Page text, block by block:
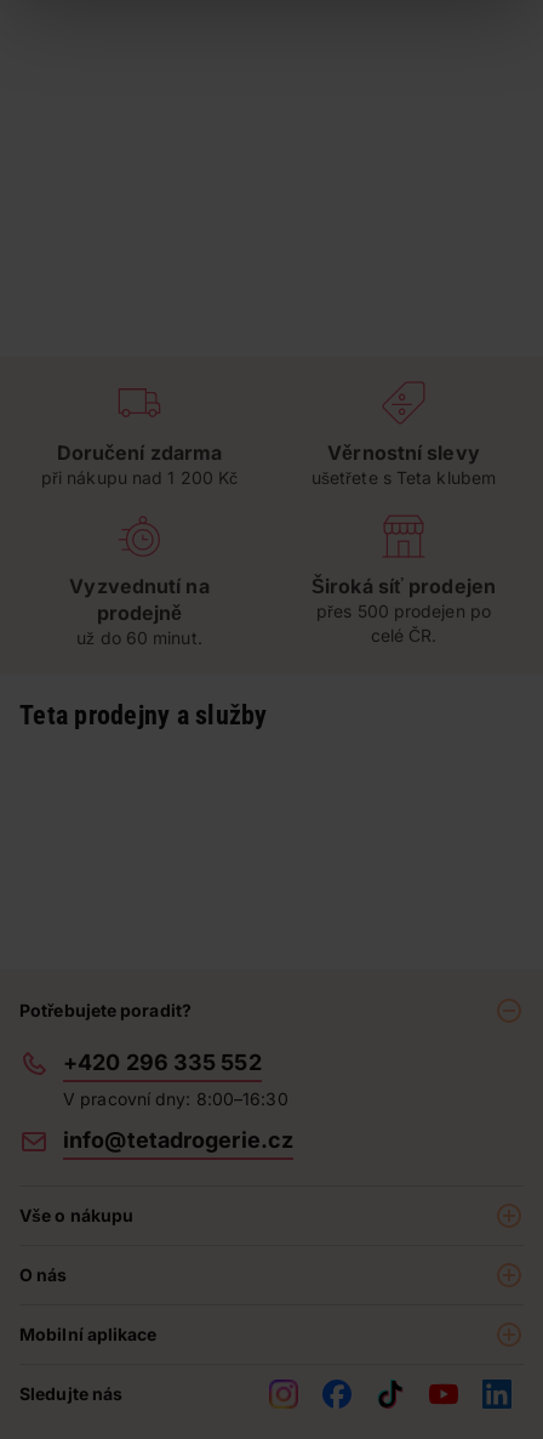
Doručení zdarma
při nákupu nad 1 200 Kč
Věrnostní slevy
ušetřete s Teta klubem
Vyzvednutí na
prodejně
už do 60 minut.
Široká síť prodejen
přes 500 prodejen po
celé ČR.
Teta prodejny a služby
Potřebujete poradit?
+420 296 335 552
V pracovní dny: 8:00–16:30
info@tetadrogerie.cz
Vše o nákupu
Prodejny
Obchodní podmínky
O nás
Teta pomáhá
Mobilní aplikace
Sledujte nás